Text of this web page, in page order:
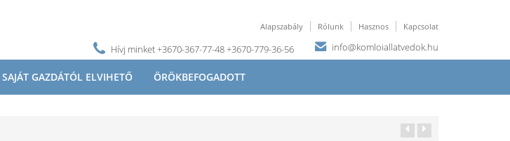
Alapszabály Rólunk Hasznos Kapcsolat
Hívj minket +3670-367-77-48 +3670-779-36-56 info@komloiallatvedok.hu
SAJÁT GAZDÁTÓL ELVIHETŐ ÖRÖKBEFOGADOTT